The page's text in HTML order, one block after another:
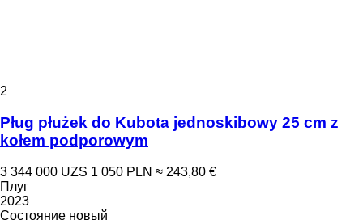
2
Pług płużek do Kubota jednoskibowy 25 cm z
kołem podporowym
3 344 000 UZS 1 050 PLN ≈ 243,80 €
Плуг
2023
Состояние новый